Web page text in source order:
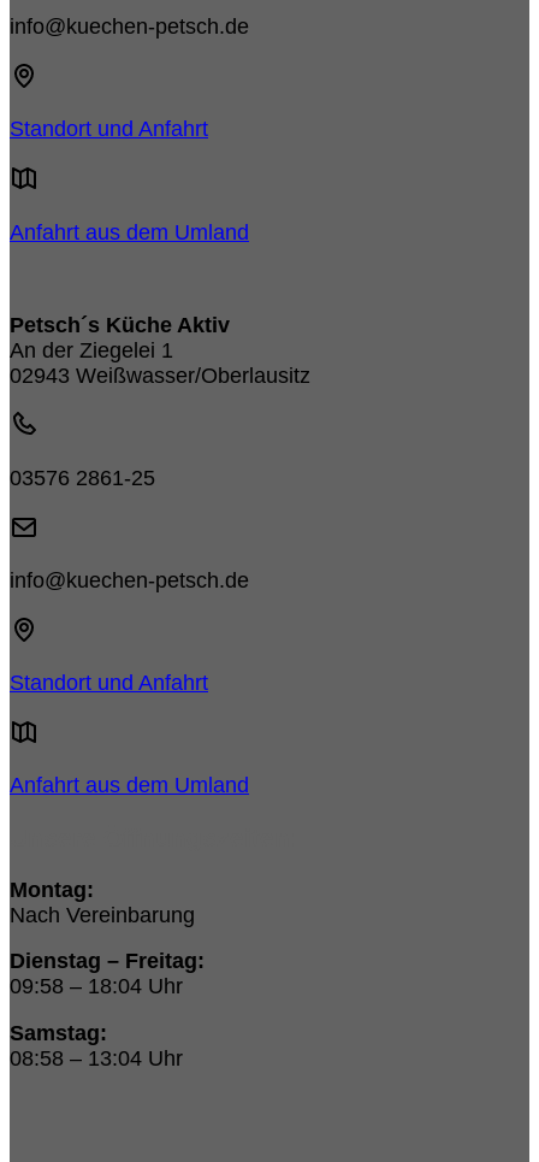
info@kuechen-petsch.de
Standort und Anfahrt
Anfahrt aus dem Umland
Petsch´s Küche Aktiv
An der Ziegelei 1
02943 Weißwasser/Oberlausitz
03576 2861-25
info@kuechen-petsch.de
Standort und Anfahrt
Anfahrt aus dem Umland
Montag:
Nach Vereinbarung
Dienstag – Freitag:
09:58 – 18:04 Uhr
Samstag:
08:58 – 13:04 Uhr